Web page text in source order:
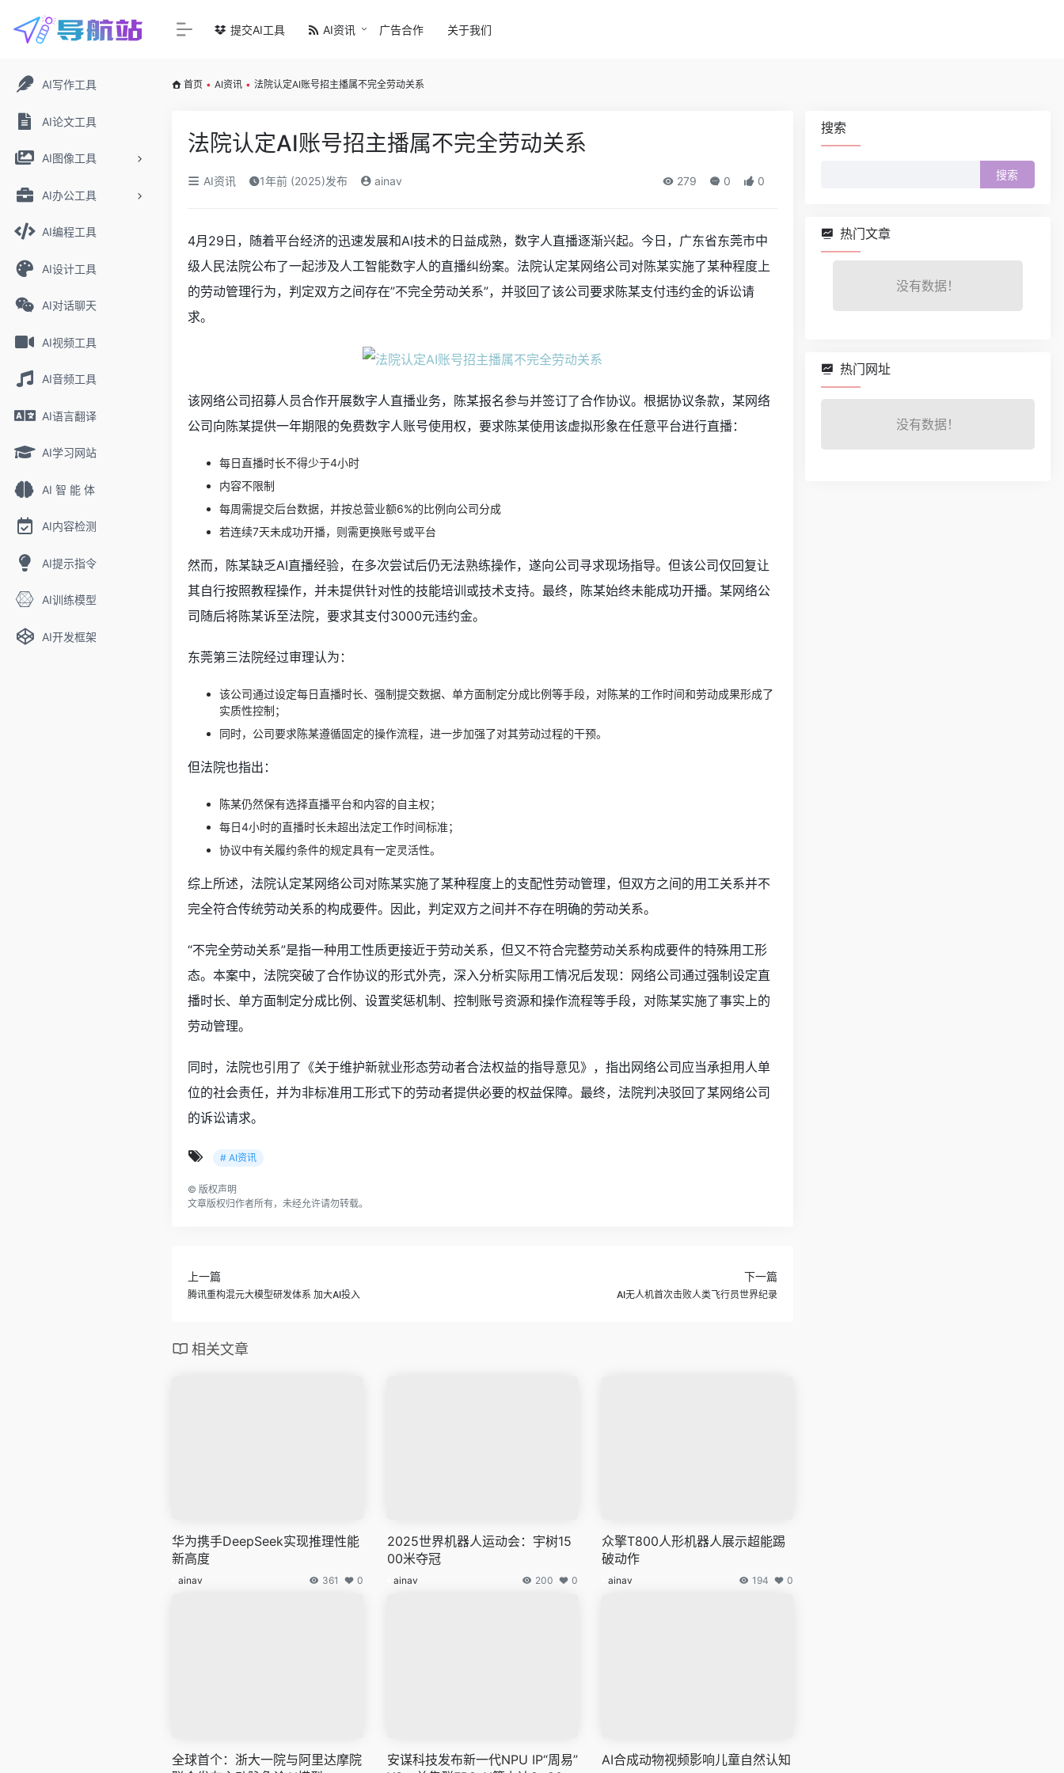
AI写作工具
AI论文工具
AI图像工具
AI办公工具
AI编程工具
AI设计工具
AI对话聊天
AI视频工具
AI音频工具
AI语言翻译
AI学习网站
AI 智 能 体
AI内容检测
AI提示指令
AI训练模型
AI开发框架
提交AI工具 AI资讯 广告合作 关于我们
首页 • AI资讯 • 法院认定AI账号招主播属不完全劳动关系
法院认定AI账号招主播属不完全劳动关系
AI资讯 1年前 (2025)发布 ainav 279 0 0
4月29日，随着平台经济的迅速发展和AI技术的日益成熟，数字人直播逐渐兴起。今日，广东省东莞市中
级人民法院公布了一起涉及人工智能数字人的直播纠纷案。法院认定某网络公司对陈某实施了某种程度上
的劳动管理行为，判定双方之间存在”不完全劳动关系”，并驳回了该公司要求陈某支付违约金的诉讼请
求。
该网络公司招募人员合作开展数字人直播业务，陈某报名参与并签订了合作协议。根据协议条款，某网络
公司向陈某提供一年期限的免费数字人账号使用权，要求陈某使用该虚拟形象在任意平台进行直播：
每日直播时长不得少于4小时
内容不限制
每周需提交后台数据，并按总营业额6%的比例向公司分成
若连续7天未成功开播，则需更换账号或平台
然而，陈某缺乏AI直播经验，在多次尝试后仍无法熟练操作，遂向公司寻求现场指导。但该公司仅回复让
其自行按照教程操作，并未提供针对性的技能培训或技术支持。最终，陈某始终未能成功开播。某网络公
司随后将陈某诉至法院，要求其支付3000元违约金。
东莞第三法院经过审理认为：
该公司通过设定每日直播时长、强制提交数据、单方面制定分成比例等手段，对陈某的工作时间和劳动成果形成了
实质性控制；
同时，公司要求陈某遵循固定的操作流程，进一步加强了对其劳动过程的干预。
但法院也指出：
陈某仍然保有选择直播平台和内容的自主权；
每日4小时的直播时长未超出法定工作时间标准；
协议中有关履约条件的规定具有一定灵活性。
综上所述，法院认定某网络公司对陈某实施了某种程度上的支配性劳动管理，但双方之间的用工关系并不
完全符合传统劳动关系的构成要件。因此，判定双方之间并不存在明确的劳动关系。
“不完全劳动关系”是指一种用工性质更接近于劳动关系，但又不符合完整劳动关系构成要件的特殊用工形
态。本案中，法院突破了合作协议的形式外壳，深入分析实际用工情况后发现：网络公司通过强制设定直
播时长、单方面制定分成比例、设置奖惩机制、控制账号资源和操作流程等手段，对陈某实施了事实上的
劳动管理。
同时，法院也引用了《关于维护新就业形态劳动者合法权益的指导意见》，指出网络公司应当承担用人单
位的社会责任，并为非标准用工形式下的劳动者提供必要的权益保障。最终，法院判决驳回了某网络公司
的诉讼请求。
# AI资讯
© 版权声明
文章版权归作者所有，未经允许请勿转载。
上一篇
腾讯重构混元大模型研发体系 加大AI投入
下一篇
AI无人机首次击败人类飞行员世界纪录
相关文章
华为携手DeepSeek实现推理性能
新高度
ainav 361 0
2025世界机器人运动会：宇树15
00米夺冠
ainav 200 0
众擎T800人形机器人展示超能踢
破动作
ainav 194 0
全球首个：浙大一院与阿里达摩院
安谋科技发布新一代NPU IP“周易”
AI合成动物视频影响儿童自然认知
搜索
热门文章
没有数据！
热门网址
没有数据！